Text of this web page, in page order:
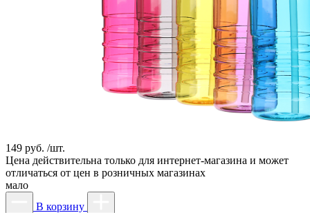
149 руб. /шт.
Цена действительна только для интернет-магазина и может
отличаться от цен в розничных магазинах
мало
В корзину